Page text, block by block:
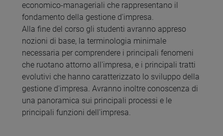
economico-manageriali che rappresentano il
fondamento della gestione d'impresa.
Alla fine del corso gli studenti avranno appreso
nozioni di base, la terminologia minimale
necessaria per comprendere i principali fenomeni
che ruotano attorno all'impresa, e i principali tratti
evolutivi che hanno caratterizzato lo sviluppo della
gestione d'impresa. Avranno inoltre conoscenza di
una panoramica sui principali processi e le
principali funzioni dell'impresa.